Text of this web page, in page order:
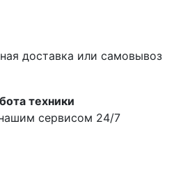
доставка или самовывоз
техники
сервисом 24/7